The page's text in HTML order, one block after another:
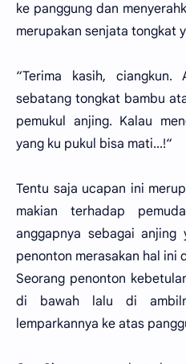
ke panggung dan
merupakan senjata tongkat
“Terima kasih, ciangkun.
sebatang tongkat bambu
pemukul anjing. Kalau
yang ku pukul bisa mati...!“
Tentu saja ucapan ini
makian terhadap
anggapnya sebagai
penonton merasakan hal ini
Seorang penonton
di bawah lalu di
lemparkannya ke atas